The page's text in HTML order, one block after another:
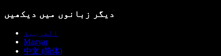
دیگر زبانوں میں دیکھیں
العربية
Magyar
中文 (简体)